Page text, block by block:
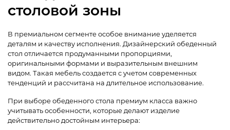
столовой зоны
В премиальном сегменте особое внимание уделяется
деталям и качеству исполнения. Дизайнерский обеденный
стол отличается продуманными пропорциями,
оригинальными формами и выразительным внешним
видом. Такая мебель создается с учетом современных
тенденций и рассчитана на длительное использование.
При выборе обеденного стола премиум класса важно
учитывать особенности, которые делают изделие
действительно достойным интерьера: